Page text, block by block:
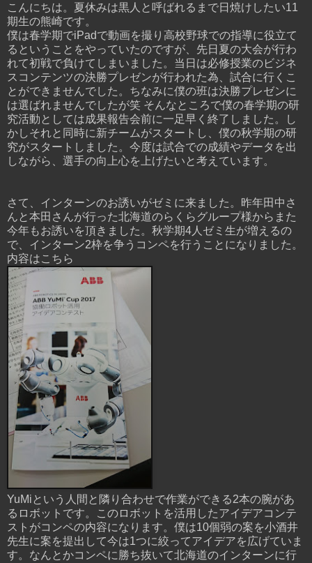
こんにちは。夏休みは黒人と呼ばれるまで日焼けしたい11
期生の熊崎です。
僕は春学期でiPadで動画を撮り高校野球での指導に役立て
るということをやっていたのですが、先日夏の大会が行わ
れて初戦で負けてしまいました。当日は必修授業のビジネ
スコンテンツの決勝プレゼンが行われた為、試合に行くこ
とができませんでした。ちなみに僕の班は決勝プレゼンに
は選ばれませんでしたが笑 そんなところで僕の春学期の研
究活動としては成果報告会前に一足早く終了しました。し
かしそれと同時に新チームがスタートし、僕の秋学期の研
究がスタートしました。今度は試合での成績やデータを出
しながら、選手の向上心を上げたいと考えています。
さて、インターンのお誘いがゼミに来ました。昨年田中さ
んと本田さんが行った北海道のらくらグループ様からまた
今年もお誘いを頂きました。秋学期4人ゼミ生が増えるの
で、インターン2枠を争うコンペを行うことになりました。
内容はこちら
YuMiという人間と隣り合わせで作業ができる2本の腕があ
るロボットです。このロボットを活用したアイデアコンテ
ストがコンペの内容になります。僕は10個弱の案を小酒井
先生に案を提出して今は1つに絞ってアイデアを広げていま
す。なんとかコンペに勝ち抜いて北海道のインターンに行